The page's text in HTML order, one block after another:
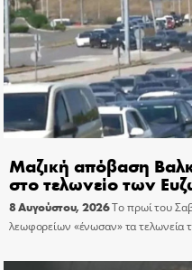
Μαζική απόβαση
στο τελωνείο των
8 Αυγούστου, 2026Το πρωί του
λεωφορείων «ένωσαν» τα τελωνεία